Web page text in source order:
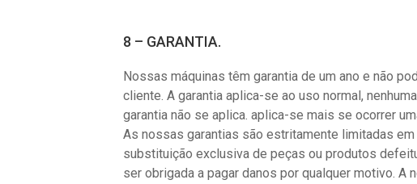
8 – GARANTIA.
Nossas máquinas têm garantia de um ano e não
cliente. A garantia aplica-se ao uso normal,
garantia não se aplica. aplica-se mais se ocorrer
As nossas garantias são estritamente limitadas
substituição exclusiva de peças ou produtos
ser obrigada a pagar danos por qualquer motivo.